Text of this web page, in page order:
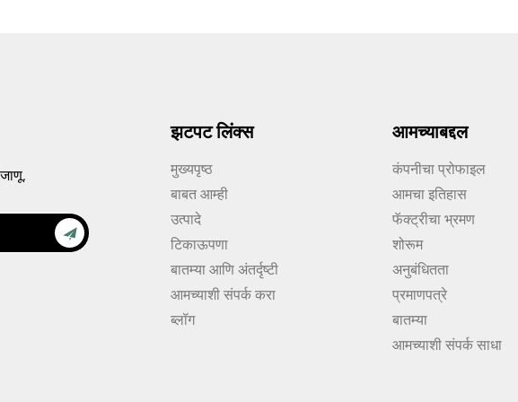
झटपट लिंक्स
मुख्यपृष्ठ
बाबत आम्ही
उत्पादे
टिकाऊपणा
बातम्या आणि अंतर्दृष्टी
आमच्याशी संपर्क करा
ब्लॉग
आमच्याबद्दल
कंपनीचा प्रोफाइल
आमचा इतिहास
फॅक्ट्रीचा भ्रमण
शोरूम
अनुबंधितता
प्रमाणपत्रे
बातम्या
आमच्याशी संपर्क साधा